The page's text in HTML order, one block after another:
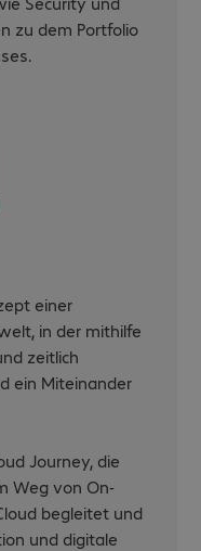
zu dem Portfolio
einer
in der mithilfe
zeitlich
ein Miteinander
Journey, die
Weg von On-
begleitet und
und digitale